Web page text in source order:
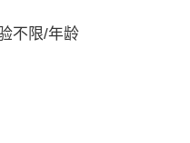
不限/年龄